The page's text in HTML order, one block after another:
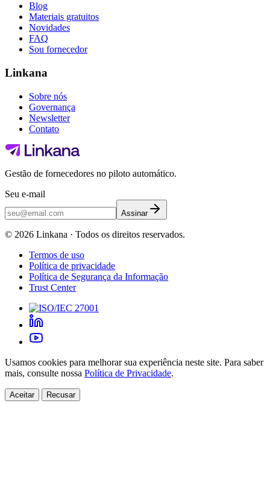
Blog
Materiais gratuitos
Novidades
FAQ
Sou fornecedor
Linkana
Sobre nós
Governança
Newsletter
Contato
Gestão de fornecedores no piloto automático.
Seu e-mail
Assinar
© 2026 Linkana · Todos os direitos reservados.
Termos de uso
Política de privacidade
Política de Segurança da Informação
Trust Center
Usamos cookies para melhorar sua experiência neste site. Para saber
mais, consulte nossa Política de Privacidade.
Aceitar Recusar